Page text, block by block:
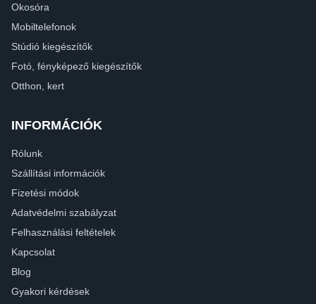
Okosóra
Mobiltelefonok
Stúdió kiegészítők
Fotó, fényképező kiegészítők
Otthon, kert
INFORMÁCIÓK
Rólunk
Szállítási információk
Fizetési módok
Adatvédelmi szabályzat
Felhasználási feltételek
Kapcsolat
Blog
Gyakori kérdések